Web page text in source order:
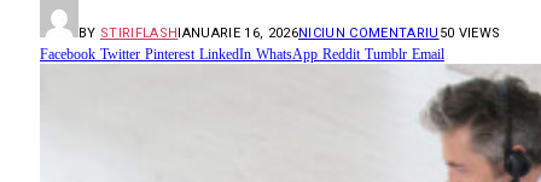
BY STIRIFLASHIANUARIE 16, 2026NICIUN COMENTARIU 50 VIEWS
Facebook Twitter Pinterest LinkedIn WhatsApp Reddit Tumblr Email